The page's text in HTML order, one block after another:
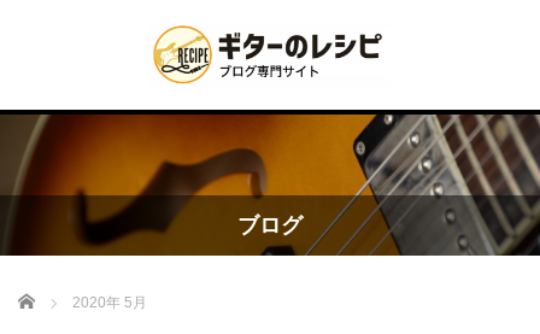
ブログ
Home 2020年 5月